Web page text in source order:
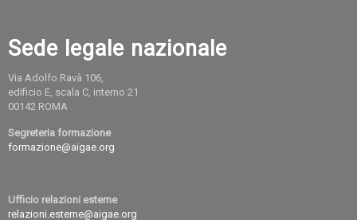
Sede legale nazionale
Via Adolfo Ravà 106,
edificio E, scala C, interno 21
00142 ROMA
Segreteria formazione
formazione@aigae.org
Ufficio relazioni esterne
relazioni.esterne@aigae.org